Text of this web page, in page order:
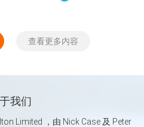
查看更多内容
我们
Limited ，由 Nick Case 及 Peter